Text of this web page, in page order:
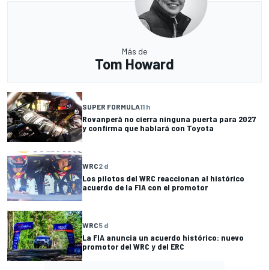
Más de
Tom Howard
SUPER FORMULA11 h
Rovanperä no cierra ninguna puerta para 2027
y confirma que hablará con Toyota
WRC2 d
Los pilotos del WRC reaccionan al histórico
acuerdo de la FIA con el promotor
WRC5 d
La FIA anuncia un acuerdo histórico: nuevo
promotor del WRC y del ERC